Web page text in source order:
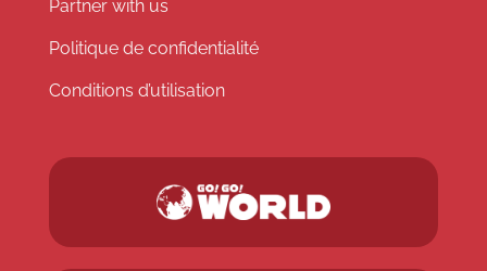
Partner with us
Politique de confidentialité
Conditions d’utilisation